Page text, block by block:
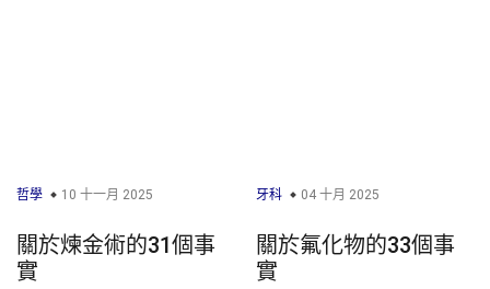
哲學 10 十一月 2025
關於煉金術的31個事
實
牙科 04 十月 2025
關於氟化物的33個事
實